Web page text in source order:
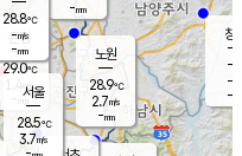
창
-
-m/
-
은평
29.0℃
1.4 m/s
- mm
노원
28.9℃
2.7m/s
-mm
-mm
28.8℃
-m/s
-mm
서울
28.5℃
3.7m/s